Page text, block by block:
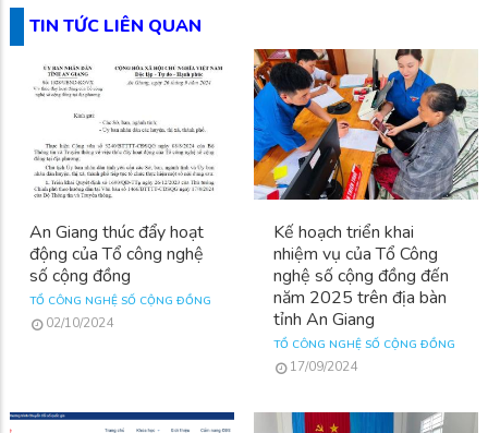
TIN TỨC LIÊN QUAN
An Giang thúc đẩy hoạt
động của Tổ công nghệ
số cộng đồng
TỔ CÔNG NGHỆ SỐ CỘNG ĐỒNG
02/10/2024
Kế hoạch triển khai
nhiệm vụ của Tổ Công
nghệ số cộng đồng đến
năm 2025 trên địa bàn
tỉnh An Giang
TỔ CÔNG NGHỆ SỐ CỘNG ĐỒNG
17/09/2024